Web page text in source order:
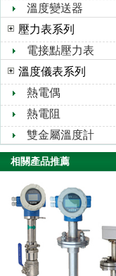
溫度變送器
壓力表系列
電接點壓力表
溫度儀表系列
熱電偶
熱電阻
雙金屬溫度計
相關產品推薦